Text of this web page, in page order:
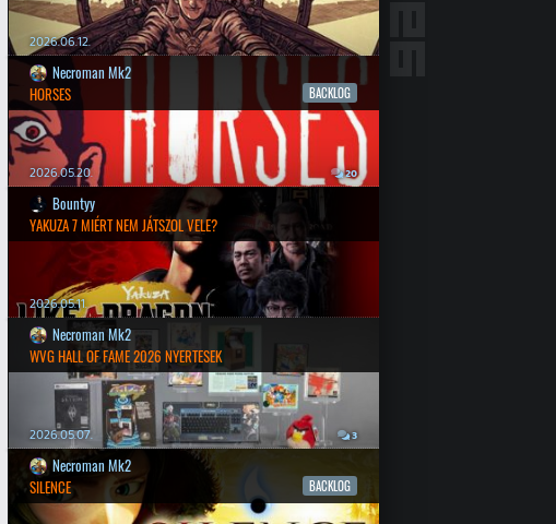
2026.06.12.
Necroman Mk2
HORSES
BACKLOG
2026.05.20. 20
Bountyy
YAKUZA 7 MIÉRT NEM JÁTSZOL VELE?
2026.05.11.
Necroman Mk2
WVG HALL OF FAME 2026 NYERTESEK
2026.05.07. 3
Necroman Mk2
SILENCE
BACKLOG